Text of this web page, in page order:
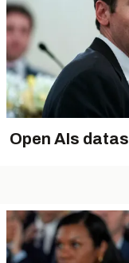
Open AIs